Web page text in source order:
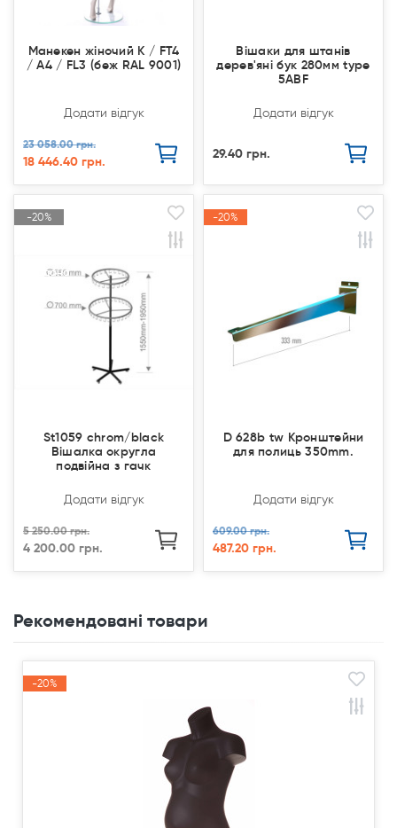
Манекен жіночий K / FT4
/ A4 / FL3 (беж RAL 9001)
Додати відгук
23 058.00 грн.
18 446.40 грн.
Вішаки для штанів
дерев'яні бук 280мм type
5АВF
Додати відгук
29.40 грн.
-20%
Продано
-20%
Продано
St1059 chrom/black
Вішалка округла
подвійна з гачк
Додати відгук
5 250.00 грн.
4 200.00 грн.
-20%
-20%
D 628b tw Кронштейни
для полиць 350mm.
Додати відгук
609.00 грн.
487.20 грн.
Рекомендовані товари
-20%